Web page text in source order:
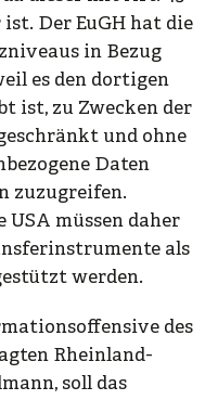
ist. Der EuGH hat die
in Bezug
es den dortigen
ist, zu Zwecken der
und ohne
Daten
zuzugreifen.
müssen daher
als
werden.
des
Rheinland-
soll das